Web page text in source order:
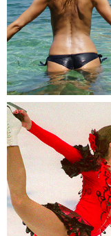
Tajná policie